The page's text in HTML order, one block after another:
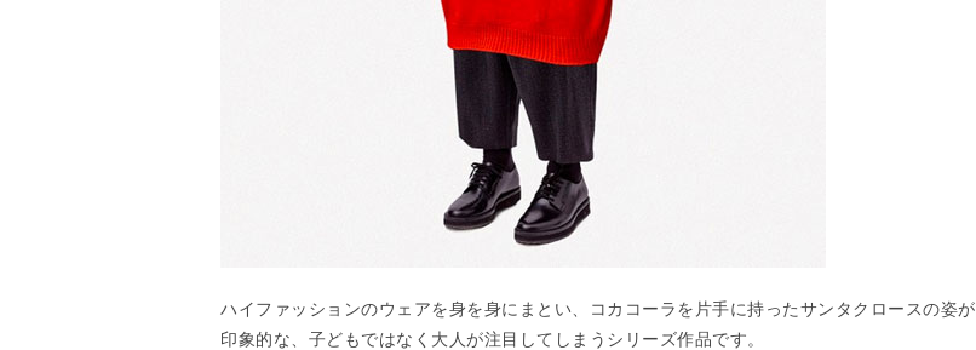
ハイファッションのウェアを身を身にまとい、コカコーラを片手に持ったサンタクロースの姿が
印象的な、子どもではなく大人が注目してしまうシリーズ作品です。